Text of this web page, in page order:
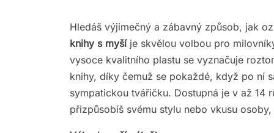
Hledáš výjimečný a zábavný způsob, jak
knihy s myšíje skvělou volbou pro
vysoce kvalitního plastu se vyznačuje
knihy, díky čemuž se pokaždé, když po ní
sympatickou tvářičku. Dostupná je v až 14
přizpůsobíš svému stylu nebo vkusu